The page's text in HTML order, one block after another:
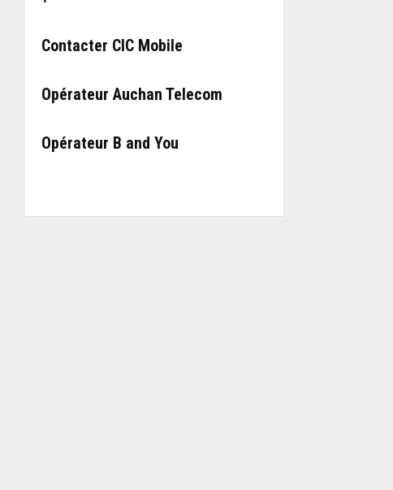
Contacter CIC Mobile
Opérateur Auchan Telecom
Opérateur B and You